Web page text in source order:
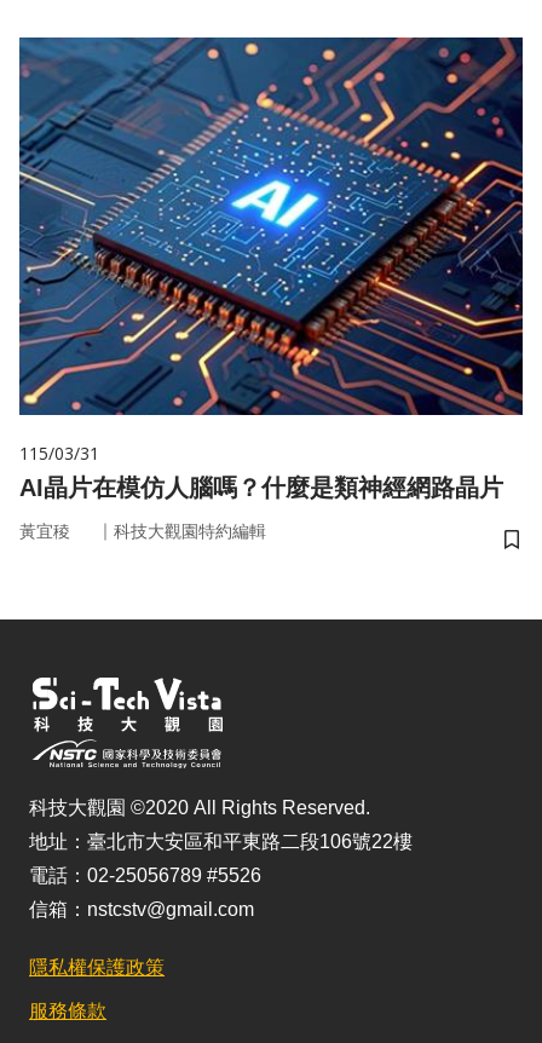
115/03/31
AI晶片在模仿人腦嗎？什麼是類神經網路晶片
黃宜稜 ｜ 科技大觀園特約編輯
儲
科技大觀園 ©2020 All Rights Reserved.
地址：臺北市大安區和平東路二段106號22樓
電話：02-25056789 #5526
信箱：nstcstv@gmail.com
隱私權保護政策
服務條款